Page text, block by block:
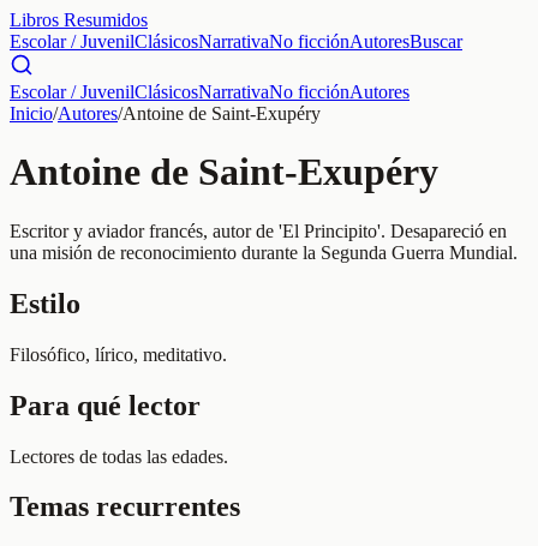
Libros Resumidos
Escolar / JuvenilClásicosNarrativaNo ficciónAutoresBuscar
Escolar / JuvenilClásicosNarrativaNo ficciónAutores
Inicio/Autores/Antoine de Saint-Exupéry
Antoine de Saint-Exupéry
Escritor y aviador francés, autor de 'El Principito'. Desapareció en
una misión de reconocimiento durante la Segunda Guerra Mundial.
Estilo
Filosófico, lírico, meditativo.
Para qué lector
Lectores de todas las edades.
Temas recurrentes